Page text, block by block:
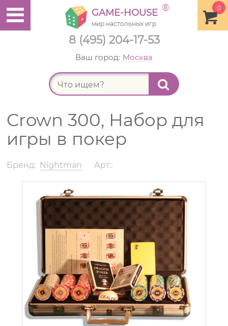
8 (495) 204-17-53
0
GAME-HOUSE ®
мир настольных игр
Ваш город: Москва
Crown 300, Набор для
игры в покер
Бренд: Nightman Арт.: